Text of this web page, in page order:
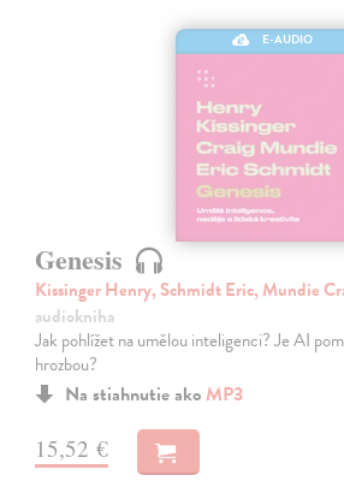
E-AUDIO
Genesis
Kissinger Henry, Schmidt Eric, Mundie
audiokniha
Jak pohlížet na umělou inteligenci? Je AI
hrozbou?
Na stiahnutie ako MP3
15,52 €